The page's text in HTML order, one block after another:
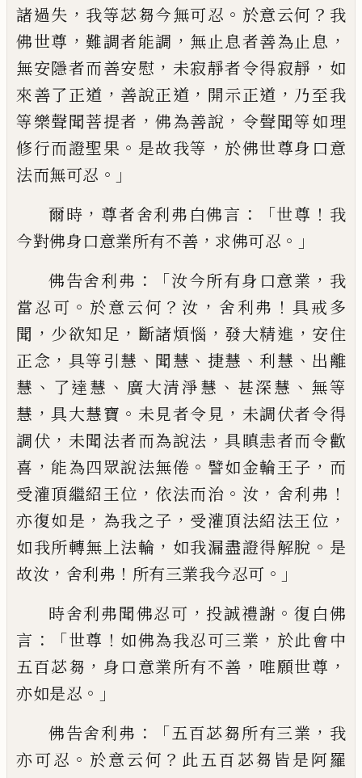
諸過失 ， 我等苾芻今無可忍 。 於意云何 ？ 我
佛世尊 ，難調者能調 ， 無止息者善為止息 ，
無安隱者而善安慰 ， 未寂靜者令得寂靜 ， 如
來善了正道 ， 善說正道 ， 開示正道 ， 乃至我
等樂聲聞菩提者 ，佛為善說 ， 令聲聞等如理
修行而證聖果 。 是故我等 ， 於佛世尊身口意
法而無可忍 。」
爾時 ， 尊者舍利弗白佛言 ：「世尊 ！ 我
今對佛身口意業所有不善 ， 求佛可忍 。」
佛告舍利弗 ：「汝今所有身口意業 ， 我
當忍可 。 於意云何 ？ 汝 ， 舍利弗 ！ 具戒多
聞 ， 少欲知足 ， 斷諸煩惱 ， 發大精進 ， 安住
正念 ， 具等引慧 、 聞慧 、 捷慧 、利慧 、 出離
慧 、 了達慧 、 廣大清淨慧 、 甚深慧 、 無等
慧 ，具大慧寶 。 未見者令見 ， 未調伏者令得
調伏 ， 未聞法者而為說法 ，具瞋恚者而令歡
喜 ， 能為四眾說法無倦 。 譬如金輪王子 ， 而
受灌頂繼紹王位 ， 依法而治 。 汝 ， 舍利弗 ！
亦復如是 ， 為我之子 ， 受灌頂法紹法王位 ，
如我所轉無上法輪 ， 如我漏盡證得解脫 。 是
故汝 ， 舍利弗 ！ 所有三業我今忍可 。」
時舍利弗聞佛忍可 ， 投誠禮謝 。復 白佛
言 ：「世尊 ！ 如佛為我忍可三業 ， 於此會中
五百苾芻 ， 身口意業所有不善 ， 唯願世尊 ，
亦如是忍 。」
佛告舍利弗 ：「五百苾芻所有三業 ， 我
亦可忍 。 於意云何 ？ 此五百苾芻皆是阿羅